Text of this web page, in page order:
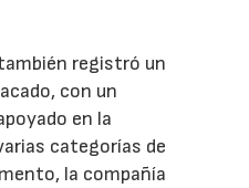
registró un
con un
en la
categorías de
la compañía